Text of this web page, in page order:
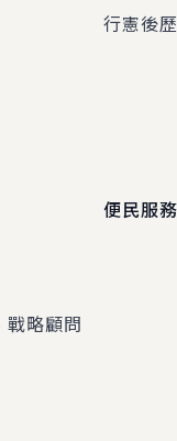
行憲後
戰略顧問
便民服務